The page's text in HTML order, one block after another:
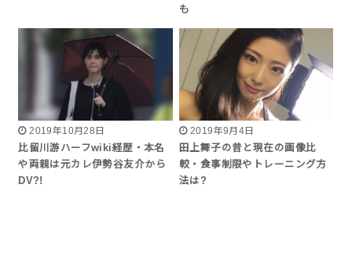
も
2019年10月28日
比留川游ハーフwiki経歴・本名
や両親は元カレ伊勢谷友介から
DV?!
2019年9月4日
田上舞子の昔と現在の画像比
較・食事制限やトレーニング方
法は?